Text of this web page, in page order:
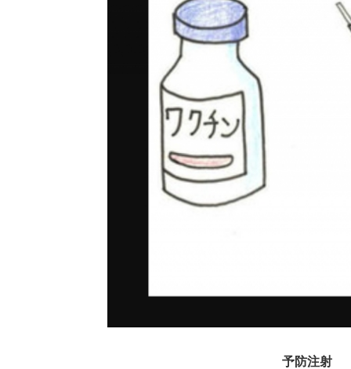
予防注射